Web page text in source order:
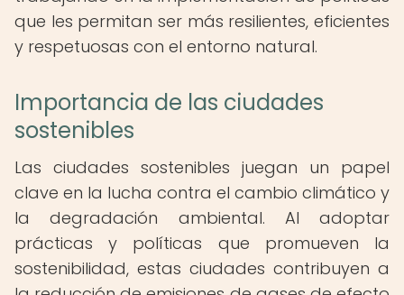
que les permitan ser más resilientes, eficientes
y respetuosas con el entorno natural.
Importancia de las ciudades
sostenibles
Las ciudades sostenibles juegan un papel
clave en la lucha contra el cambio climático y
la degradación ambiental. Al adoptar
prácticas y políticas que promueven la
sostenibilidad, estas ciudades contribuyen a